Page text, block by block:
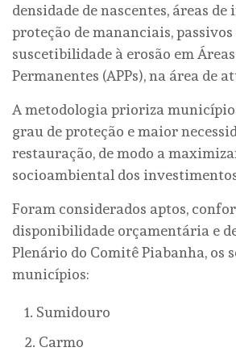
densidade de nascentes, áreas de
proteção de mananciais,
suscetibilidade à erosão em
Permanentes (APPs), na área de
A metodologia prioriza
grau de proteção e maior
restauração, de modo a
socioambiental dos
Foram considerados aptos,
disponibilidade orçamentária e
Plenário do Comitê Piabanha, os
municípios:
Sumidouro
Carmo